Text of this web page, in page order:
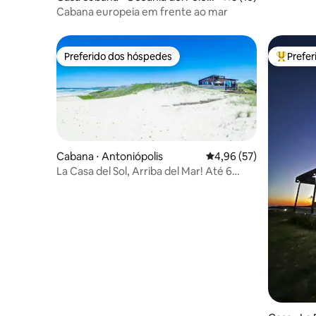
o
Cabana europeia em frente ao mar
Preferido dos hóspedes
Preferido dos hóspedes
Cabana ⋅ Antoniópolis 4,96 de uma
4,96 (57)
La Casa del Sol, Arriba del Mar! Até 6
Entre